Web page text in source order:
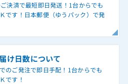
決済で最短即日発送！1台からでも
です！日本郵便（ゆうパック）で発
け日数について
のご発注で即日手配！1台からでも
です！